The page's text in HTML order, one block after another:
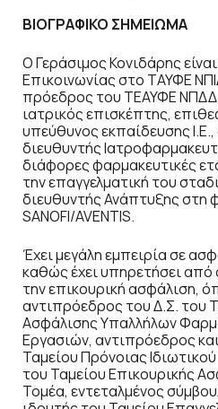
ΒΙΟΓΡΑΦΙΚΟ ΣΗΜΕΙΩΜΑ
Ο Γεράσιμος Κονιδάρης
Επικοινωνίας στο ΤΑΥΦΕ
πρόεδρος του ΤΕΑΥΦΕ ΝΠΔΔ.
ιατρικός επισκέπτης,
υπεύθυνος εκπαίδευσης
διευθυντής
διάφορες φαρμακευτικές
την επαγγελματική του
διευθυντής Ανάπτυξης στη
SANOFI/AVENTIS.
Έχει μεγάλη εμπειρία σε
καθώς έχει υπηρετήσει από
την επικουρική ασφάλιση,
αντιπρόεδρος του Δ.Σ. του
Ασφάλισης Υπαλλήλων
Εργασιών, αντιπρόεδρος
Ταμείου Πρόνοιας
του Ταμείου Επικουρικής
Τομέα, εντεταλμένος